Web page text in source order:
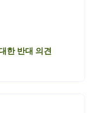
한 반대 의견